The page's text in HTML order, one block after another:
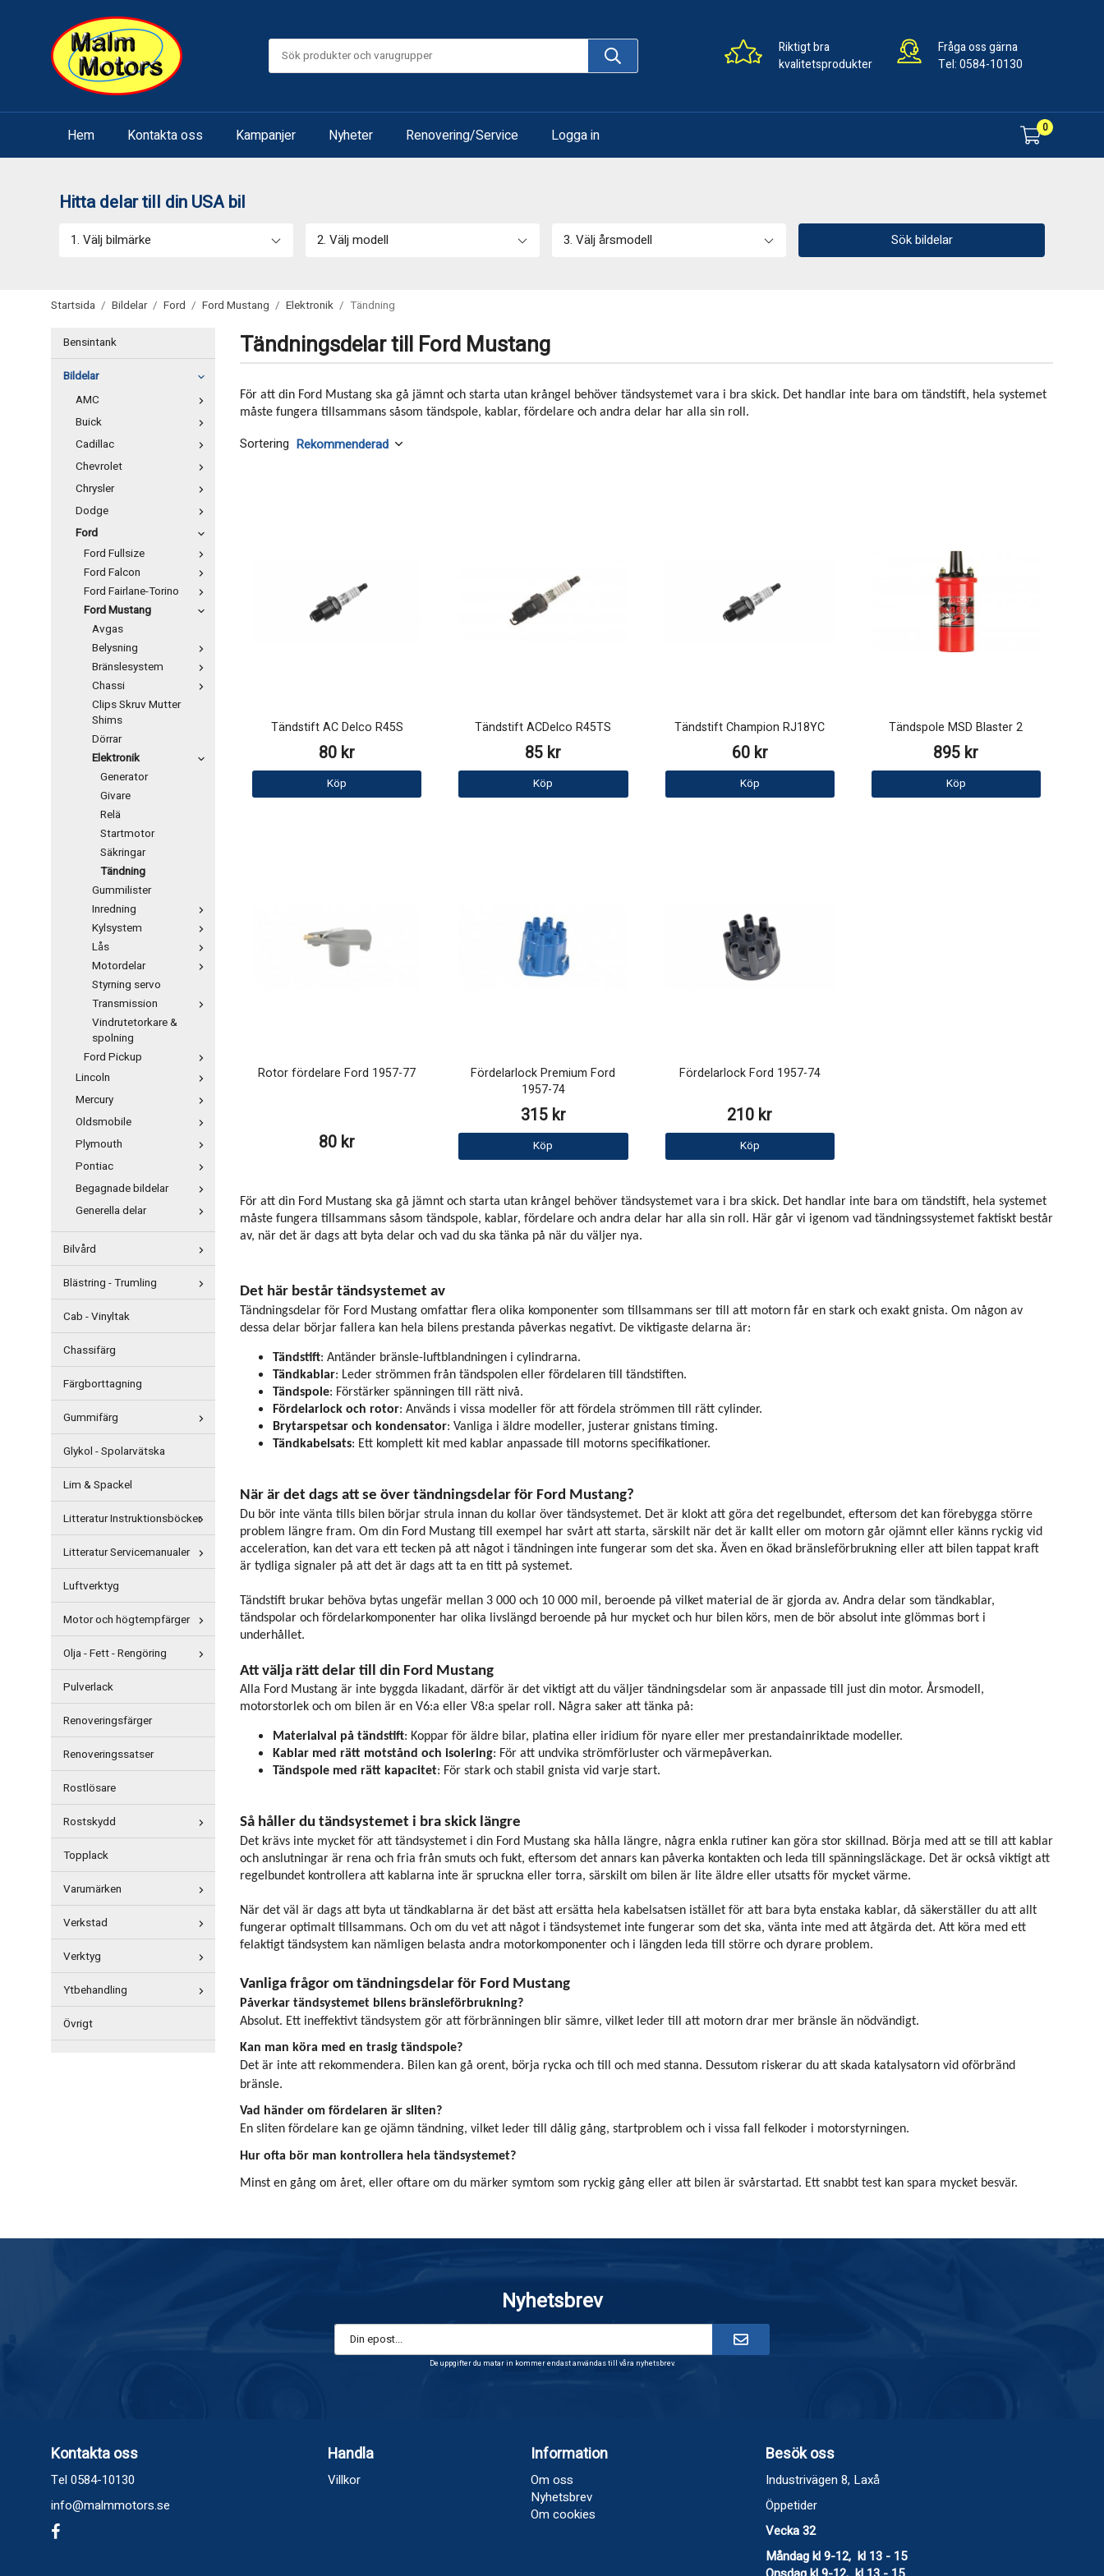
Riktigt bra
kvalitetsprodukter
Fråga oss gärna
Tel:0584-10130
Hem Kontakta oss Kampanjer Nyheter Renovering/Service Logga in 0
Hitta delar till din USA bil
1. Välj bilmärke 2. Välj modell 3. Välj årsmodell Sök bildelar
Startsida / Bildelar / Ford / Ford Mustang / Elektronik / Tändning
Bensintank
Bildelar
AMC
Buick
Cadillac
Chevrolet
Chrysler
Dodge
Ford
Ford Fullsize
Ford Falcon
Ford Fairlane-Torino
Ford Mustang
Avgas
Belysning
Bränslesystem
Chassi
Clips Skruv Mutter
Shims
Dörrar
Elektronik
Generator
Givare
Relä
Startmotor
Säkringar
Tändning
Gummilister
Inredning
Kylsystem
Lås
Motordelar
Styrning servo
Transmission
Vindrutetorkare &
spolning
Ford Pickup
Lincoln
Mercury
Oldsmobile
Plymouth
Pontiac
Begagnade bildelar
Generella delar
Bilvård
Blästring - Trumling
Cab - Vinyltak
Chassifärg
Färgborttagning
Gummifärg
Glykol - Spolarvätska
Lim & Spackel
Litteratur Instruktionsböcker
Litteratur Servicemanualer
Luftverktyg
Motor och högtempfärger
Olja - Fett - Rengöring
Pulverlack
Renoveringsfärger
Renoveringssatser
Rostlösare
Rostskydd
Topplack
Varumärken
Verkstad
Verktyg
Ytbehandling
Övrigt
Tändningsdelar till Ford Mustang
För att din Ford Mustang ska gå jämnt och starta utan krångel behöver tändsystemet vara i bra skick. Det handlar inte bara om tändstift, hela systemet
måste fungera tillsammans såsom tändspole, kablar, fördelare och andra delar har alla sin roll.
Sortering
Tändstift AC Delco R45S
80 kr
Köp
Tändstift ACDelco R45TS
85 kr
Köp
Tändstift Champion RJ18YC
60 kr
Köp
Tändspole MSD Blaster 2
895 kr
Köp
Rotor fördelare Ford 1957-77
80 kr
Fördelarlock Premium Ford
1957-74
315 kr
Köp
Fördelarlock Ford 1957-74
210 kr
Köp
För att din Ford Mustang ska gå jämnt och starta utan krångel behöver tändsystemet vara i bra skick. Det handlar inte bara om tändstift, hela systemet
måste fungera tillsammans såsom tändspole, kablar, fördelare och andra delar har alla sin roll. Här går vi igenom vad tändningssystemet faktiskt består
av, när det är dags att byta delar och vad du ska tänka på när du väljer nya.
Det här består tändsystemet av
Tändningsdelar för Ford Mustang omfattar flera olika komponenter som tillsammans ser till att motorn får en stark och exakt gnista. Om någon av
dessa delar börjar fallera kan hela bilens prestanda påverkas negativt. De viktigaste delarna är:
Tändstift: Antänder bränsle-luftblandningen i cylindrarna.
Tändkablar: Leder strömmen från tändspolen eller fördelaren till tändstiften.
Tändspole: Förstärker spänningen till rätt nivå.
Fördelarlock och rotor: Används i vissa modeller för att fördela strömmen till rätt cylinder.
Brytarspetsar och kondensator: Vanliga i äldre modeller, justerar gnistans timing.
Tändkabelsats: Ett komplett kit med kablar anpassade till motorns specifikationer.
När är det dags att se över tändningsdelar för Ford Mustang?
Du bör inte vänta tills bilen börjar strula innan du kollar över tändsystemet. Det är klokt att göra det regelbundet, eftersom det kan förebygga större
problem längre fram. Om din Ford Mustang till exempel har svårt att starta, särskilt när det är kallt eller om motorn går ojämnt eller känns ryckig vid
acceleration, kan det vara ett tecken på att något i tändningen inte fungerar som det ska. Även en ökad bränsleförbrukning eller att bilen tappat kraft
är tydliga signaler på att det är dags att ta en titt på systemet.
Tändstift brukar behöva bytas ungefär mellan 3 000 och 10 000 mil, beroende på vilket material de är gjorda av. Andra delar som tändkablar,
tändspolar och fördelarkomponenter har olika livslängd beroende på hur mycket och hur bilen körs, men de bör absolut inte glömmas bort i
underhållet.
Att välja rätt delar till din Ford Mustang
Alla Ford Mustang är inte byggda likadant, därför är det viktigt att du väljer tändningsdelar som är anpassade till just din motor. Årsmodell,
motorstorlek och om bilen är en V6:a eller V8:a spelar roll. Några saker att tänka på:
Materialval på tändstift: Koppar för äldre bilar, platina eller iridium för nyare eller mer prestandainriktade modeller.
Kablar med rätt motstånd och isolering: För att undvika strömförluster och värmepåverkan.
Tändspole med rätt kapacitet: För stark och stabil gnista vid varje start.
Så håller du tändsystemet i bra skick längre
Det krävs inte mycket för att tändsystemet i din Ford Mustang ska hålla längre, några enkla rutiner kan göra stor skillnad. Börja med att se till att kablar
och anslutningar är rena och fria från smuts och fukt, eftersom det annars kan påverka kontakten och leda till spänningsläckage. Det är också viktigt att
regelbundet kontrollera att kablarna inte är spruckna eller torra, särskilt om bilen är lite äldre eller utsatts för mycket värme.
När det väl är dags att byta ut tändkablarna är det bäst att ersätta hela kabelsatsen istället för att bara byta enstaka kablar, då säkerställer du att allt
fungerar optimalt tillsammans. Och om du vet att något i tändsystemet inte fungerar som det ska, vänta inte med att åtgärda det. Att köra med ett
felaktigt tändsystem kan nämligen belasta andra motorkomponenter och i längden leda till större och dyrare problem.
Vanliga frågor om tändningsdelar för Ford Mustang
Påverkar tändsystemet bilens bränsleförbrukning?
Absolut. Ett ineffektivt tändsystem gör att förbränningen blir sämre, vilket leder till att motorn drar mer bränsle än nödvändigt.
Kan man köra med en trasig tändspole?
Det är inte att rekommendera. Bilen kan gå orent, börja rycka och till och med stanna. Dessutom riskerar du att skada katalysatorn vid oförbränd
bränsle.
Vad händer om fördelaren är sliten?
En sliten fördelare kan ge ojämn tändning, vilket leder till dålig gång, startproblem och i vissa fall felkoder i motorstyrningen.
Hur ofta bör man kontrollera hela tändsystemet?
Minst en gång om året, eller oftare om du märker symtom som ryckig gång eller att bilen är svårstartad. Ett snabbt test kan spara mycket besvär.
Nyhetsbrev
De uppgifter du matar in kommer endast användas till våra nyhetsbrev.
Kontakta oss
Tel 0584-10130
info@malmmotors.se
Handla
Villkor
Information
Om oss
Nyhetsbrev
Om cookies
Besök oss
Industrivägen 8, Laxå
Öppetider
Vecka 32
Måndag kl 9-12, kl 13 - 15